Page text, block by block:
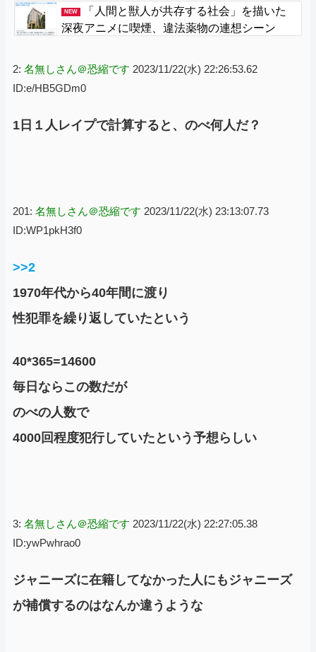
会が政府に提出
NEW
「人間と獣人が共存する社会」を描いた
深夜アニメに喫煙、違法薬物の連想シーン
2: 名無しさん＠恐縮です 2023/11/22(水) 22:26:53.62
ID:e/HB5GDm0
1日１人レイプで計算すると、のべ何人だ？
201: 名無しさん＠恐縮です 2023/11/22(水) 23:13:07.73
ID:WP1pkH3f0
>>2
1970年代から40年間に渡り
性犯罪を繰り返していたという
40*365=14600
毎日ならこの数だが
のべの人数で
4000回程度犯行していたという予想らしい
3: 名無しさん＠恐縮です 2023/11/22(水) 22:27:05.38
ID:ywPwhrao0
ジャニーズに在籍してなかった人にもジャニーズ
が補償するのはなんか違うような